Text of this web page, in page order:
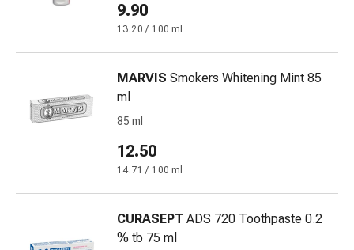
naso
Tessuti
Raffreddore
ferite
Compresse
Medicazioni
9.90
13.20 / 100 ml
MARVIS Smokers Whitening Mint 85
ml
85 ml
12.50
14.71 / 100 ml
CURASEPT ADS 720 Toothpaste 0.2
% tb 75 ml